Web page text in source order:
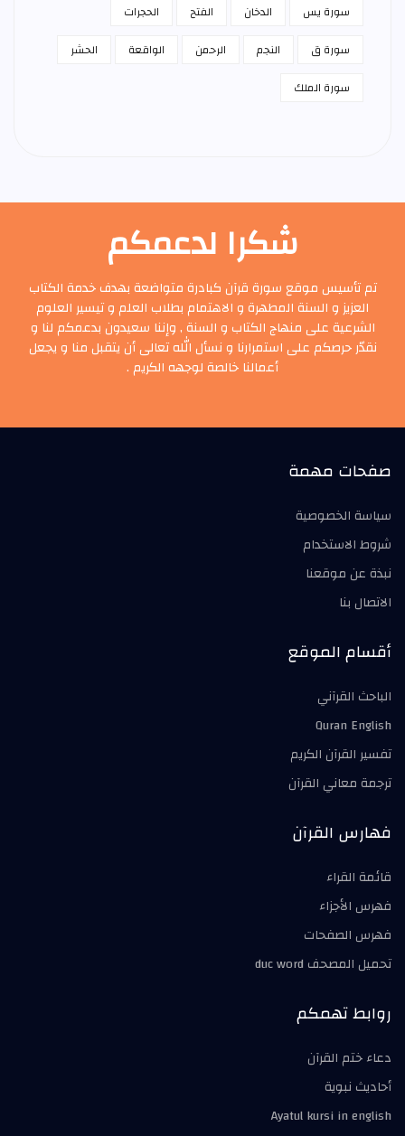
سورة يس
الدخان الفتح
الحجرات
سورة ق
النجم الرحمن الواقعة
الحشر
سورة الملك
شكرا لدعمكم
تم تأسيس موقع سورة قرآن كبادرة متواضعة بهدف خدمة الكتاب
العزيز و السنة المطهرة و الاهتمام بطلاب العلم و تيسير العلوم
الشرعية على منهاج الكتاب و السنة , وإننا سعيدون بدعمكم لنا و
نقدّر حرصكم على استمرارنا و نسأل الله تعالى أن يتقبل منا و يجعل
أعمالنا خالصة لوجهه الكريم .
صفحات مهمة
سياسة الخصوصية
شروط الاستخدام
نبذة عن موقعنا
الاتصال بنا
أقسام الموقع
الباحث القرآني
Quran English
تفسير القرآن الكريم
ترجمة معاني القرآن
فهارس القرآن
قائمة القراء
فهرس الأجزاء
فهرس الصفحات
تحميل المصحف duc word
روابط تهمكم
دعاء ختم القرآن
أحاديث نبوية
Ayatul kursi in english